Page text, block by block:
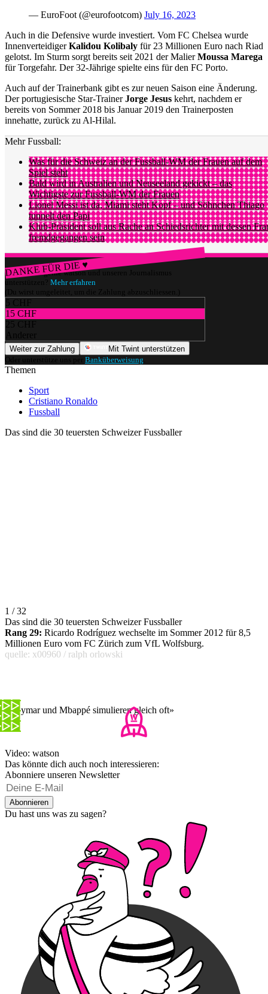
— EuroFoot (@eurofootcom) July 16, 2023
Auch in die Defensive wurde investiert. Vom FC Chelsea wurde
InnenverteidigerKalidou Kolibaly für 23 Millionen Euro nach Riad
gelotst. Im Sturm sorgt bereits seit 2021 der MalierMoussa Marega
für Torgefahr. Der 32-Jährige spielte eins für den FC Porto.
Auch auf der Trainerbank gibt es zur neuen Saison eine Änderung.
Der portugiesische Star-TrainerJorge Jesus kehrt, nachdem er
bereits von Sommer 2018 bis Januar 2019 den Trainerposten
innehatte, zurück zu Al-Hilal.
Mehr Fussball:
Was für die Schweiz an der Fussball-WM der Frauen auf dem
Spiel steht
Bald wird in Australien und Neuseeland gekickt – das
Wichtigste zur Fussball-WM der Frauen
Lionel Messi ist da, Miami steht Kopf – und Söhnchen Thiago
tunnelt den Papi
Klub-Präsident soll aus Rache an Schiedsrichter mit dessen
fremdgegangen sein
DANKE FÜR DIE ♥
Würdest du gerne watson und unseren Journalismus
unterstützen? Mehr erfahren
(Du wirst umgeleitet, um die Zahlung abzuschliessen.)
5 CHF
15 CHF
25 CHF
Anderer
Weiter zur Zahlung
Mit Twint unterstützen
Oder unterstütze uns per Banküberweisung
Themen
Sport
Cristiano Ronaldo
Fussball
Das sind die 30 teuersten Schweizer Fussballer
1 / 32
Das sind die 30 teuersten Schweizer Fussballer
Rang 29: Ricardo Rodríguez wechselte im Sommer 2012 für 8,5
Millionen Euro vom FC Zürich zum VfL Wolfsburg.
quelle: x00960 / ralph orlowski
«Neymar und Mbappé simulieren gleich oft»
Video: watson
Das könnte dich auch noch interessieren:
Abonniere unseren Newsletter
Abonnieren
Du hast uns was zu sagen?